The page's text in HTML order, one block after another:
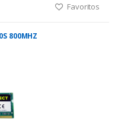
Favoritos
800MHZ